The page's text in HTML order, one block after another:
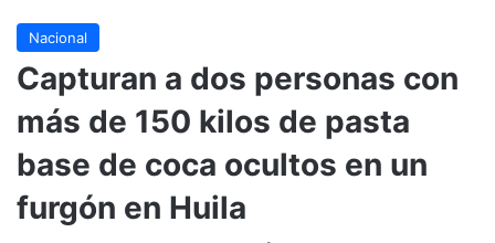
Nacional
Capturan a dos personas con
más de 150 kilos de pasta
base de coca ocultos en un
furgón en Huila